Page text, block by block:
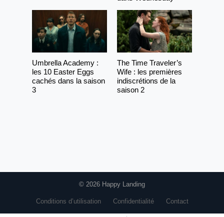
Umbrella Academy :
les 10 Easter Eggs
cachés dans la saison
3
The Time Traveler’s
Wife : les premières
indiscrétions de la
saison 2
© 2026 Happy Landing
Conditions d’utilisation Confidentialité Contact